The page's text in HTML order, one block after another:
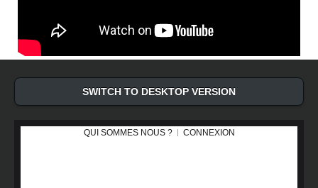
SWITCH TO DESKTOP VERSION
QUI SOMMES NOUS ? CONNEXION